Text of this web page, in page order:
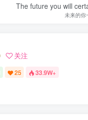
The future you will
未来的你
关注
25 33.9W+